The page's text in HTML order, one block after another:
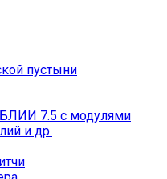
пустыни
7.5 с модулями
и др.